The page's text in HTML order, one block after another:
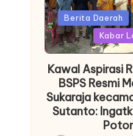
Posted
in
Berita Daerah
Kabar
Kawal Aspirasi
BSPS Resmi
Sukaraja
Sutanto: